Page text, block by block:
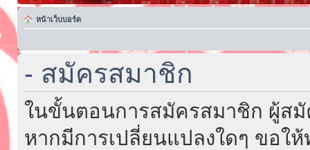
หน้าเว็บบอร์ด
- สมัครสมาชิก
ในขั้นตอนการสมัครสมาชิก ผู้ส
หากมีการเปลี่ยนแปลงใดๆ ขอใ